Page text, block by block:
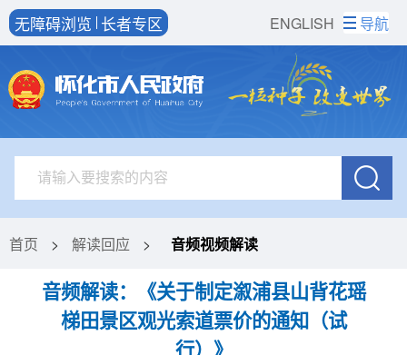
ENGLISH
无障碍浏览 长者专区 导航
首页 > 解读回应 > 音频视频解读
音频解读：《关于制定溆浦县山背花瑶
梯田景区观光索道票价的通知（试
行）》